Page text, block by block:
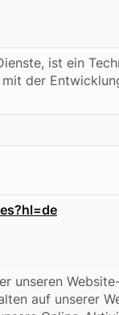
ist ein
der
unseren
auf unserer